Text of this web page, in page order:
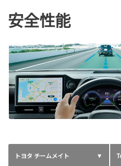
安全性能
トヨタ チームメイト